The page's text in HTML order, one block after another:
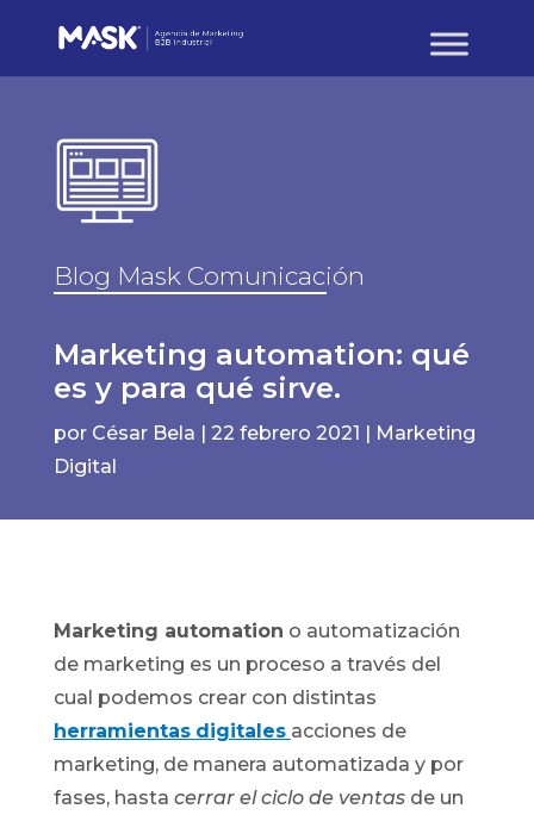
Blog Mask Comunicación
Marketing automation: qué
es y para qué sirve.
por César Bela 22 febrero 2021
Marketing
Digital
Marketing automation o automatización
de marketing es un proceso a través del
cual podemos crear con distintas
herramientas digitales acciones de
marketing, de manera automatizada y por
fases, hasta cerrar el ciclo de ventasde un